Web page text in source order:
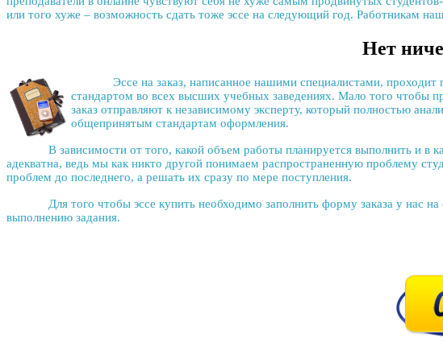
или того хуже – возможность сдать тоже эссе на следующий год. Работникам
Нет
Эссе на заказ, написанное нашими специалистами,
стандартом во всех высших учебных заведениях. Мало того чтобы
заказ отправляют к независимому эксперту, который полностью
общепринятым стандартам оформления.
В зависимости от того, какой объем работы планируется выполнить и в
адекватна, ведь мы как никто другой понимаем распространенную проблему
проблем до последнего, а решать их сразу по мере поступления.
Для того чтобы эссе купить необходимо заполнить форму заказа у нас
выполнению задания.